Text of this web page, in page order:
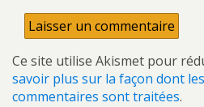
Ce site utilise Akismet pour
savoir plus sur la façon dont
commentaires sont traitées.